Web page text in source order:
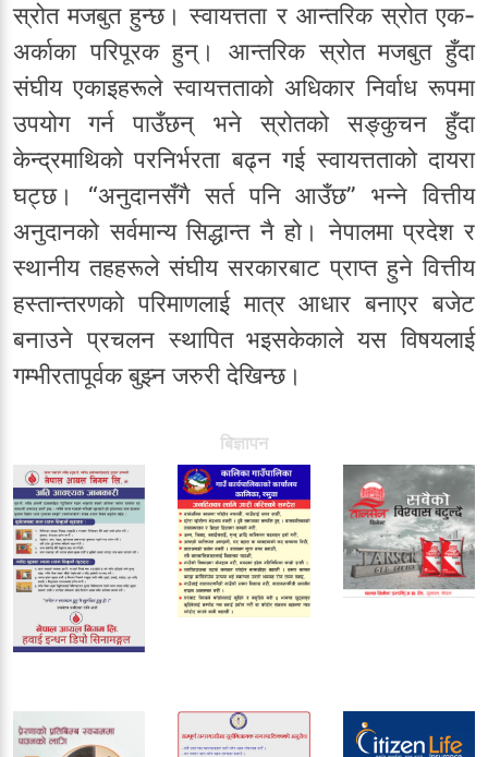
स्रोत मजबुत हुन्छ। स्वायत्तता र आन्तरिक स्रोत एक-
अर्काका परिपूरक हुन्। आन्तरिक स्रोत मजबुत हुँदा
संघीय एकाइहरूले स्वायत्तताको अधिकार निर्वाध रूपमा
उपयोग गर्न पाउँछन् भने स्रोतको सङ्कुचन हुँदा
केन्द्रमाथिको परनिर्भरता बढ्न गई स्वायत्तताको दायरा
घट्छ। “अनुदानसँगै सर्त पनि आउँछ” भन्ने वित्तीय
अनुदानको सर्वमान्य सिद्धान्त नै हो। नेपालमा प्रदेश र
स्थानीय तहहरूले संघीय सरकारबाट प्राप्त हुने वित्तीय
हस्तान्तरणको परिमाणलाई मात्र आधार बनाएर बजेट
बनाउने प्रचलन स्थापित भइसकेकाले यस विषयलाई
गम्भीरतापूर्वक बुझ्न जरुरी देखिन्छ।
बिज्ञापन